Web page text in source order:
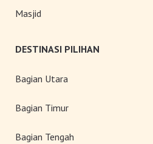
Masjid
DESTINASI PILIHAN
Bagian Utara
Bagian Timur
Bagian Tengah